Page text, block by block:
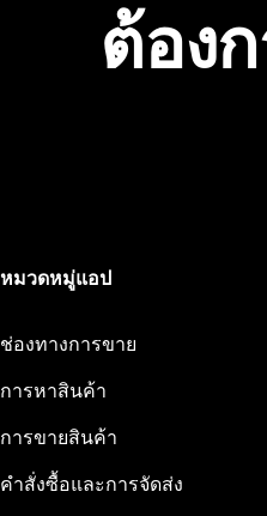
ต้อง
หมวดหมู่แอป
ช่องทางการขาย
การหาสินค้า
การขายสินค้า
คำสั่งซื้อและการจัดส่ง